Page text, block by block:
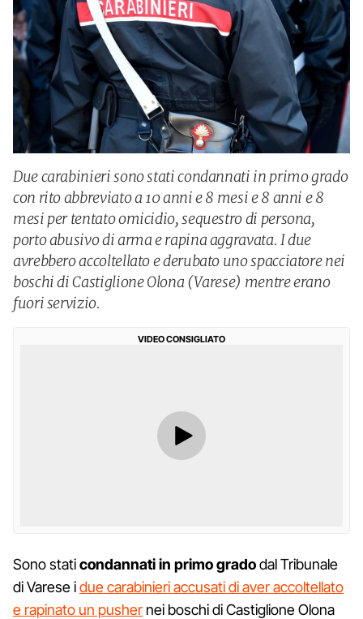
Due carabinieri sono stati condannati in primo grado
con rito abbreviato a 10 anni e 8 mesi e 8 anni e 8
mesi per tentato omicidio, sequestro di persona,
porto abusivo di arma e rapina aggravata. I due
avrebbero accoltellato e derubato uno spacciatore nei
boschi di Castiglione Olona (Varese) mentre erano
fuori servizio.
VIDEO CONSIGLIATO
Sono staticondannati in primo gradodal Tribunale
di Varese idue carabinieri accusati di aver accoltellato
e rapinato un pusher nei boschi di Castiglione Olona